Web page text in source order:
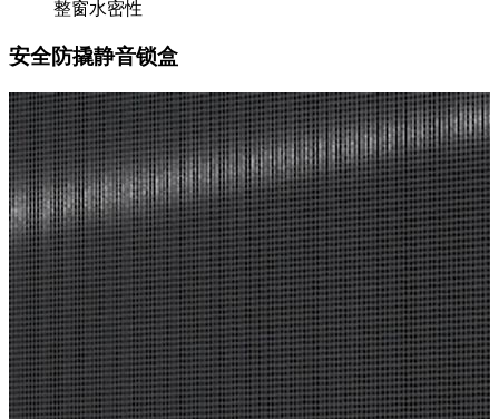
整窗水密性
安全防撬静音锁盒